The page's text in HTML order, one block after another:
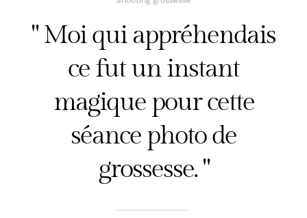
" Moi qui appréhendais
ce fut un instant
magique pour cette
séance photo de
grossesse. "